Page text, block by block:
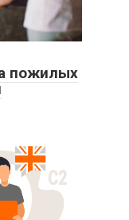
пожилых